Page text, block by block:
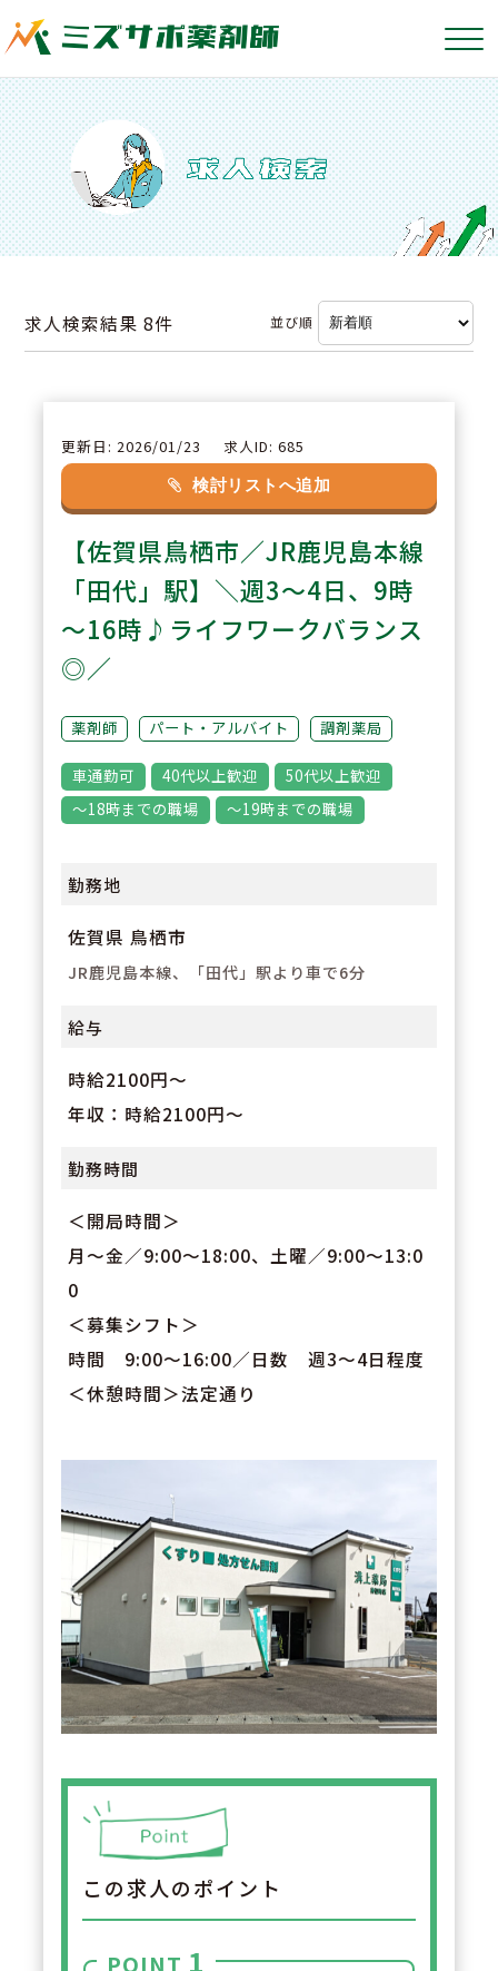
求人検索結果8件 並び順
更新日: 2026/01/23 求人ID: 685
検討リストへ追加
【佐賀県鳥栖市／JR鹿児島本線
「田代」駅】＼週3～4日、9時
～16時♪ライフワークバランス
◎／
薬剤師 パート・アルバイト 調剤薬局
車通勤可 40代以上歓迎
50代以上歓迎
～18時までの職場
～19時までの職場
勤務地
佐賀県 鳥栖市
JR鹿児島本線、「田代」駅より車で6分
給与
時給2100円～
年収：時給2100円～
勤務時間
＜開局時間＞
月～金／9:00～18:00、土曜／9:00～13:0
0
＜募集シフト＞
時間 9:00～16:00／日数 週3～4日程度
＜休憩時間＞法定通り
この求人のポイント
POINT 1